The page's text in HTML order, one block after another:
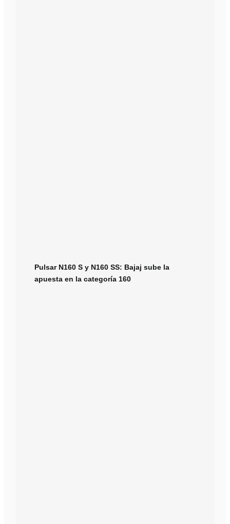
Pulsar N160 S y N160 SS: Bajaj sube la
apuesta en la categoría 160